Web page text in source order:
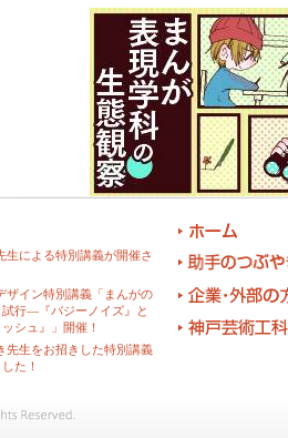
生による特別講義が開催さ
ザイン特別講義「まんがの
行―『バジーノイズ』と
ッシュ』」開催！
先生をお招きした特別講義
た！